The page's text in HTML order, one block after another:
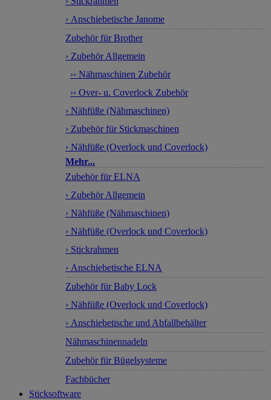
› Anschiebetische Janome
Zubehör für Brother
› Zubehör Allgemein
›› Nähmaschinen Zubehör
›› Over- u. Coverlock Zubehör
› Nähfüße (Nähmaschinen)
› Zubehör für Stickmaschinen
› Nähfüße (Overlock und Coverlock)
Mehr...
Zubehör für ELNA
› Zubehör Allgemein
› Nähfüße (Nähmaschinen)
› Nähfüße (Overlock und Coverlock)
› Stickrahmen
› Anschiebetische ELNA
Zubehör für Baby Lock
› Nähfüße (Overlock und Coverlock)
› Anschiebetische und Abfallbehälter
Nähmaschinennadeln
Zubehör für Bügelsysteme
Fachbücher
Sticksoftware